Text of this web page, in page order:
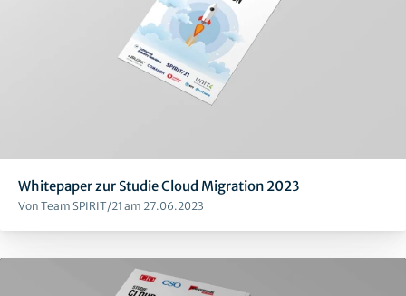
Whitepaper zur Studie Cloud Migration 2023
Von Team SPIRIT/21 am 27.06.2023